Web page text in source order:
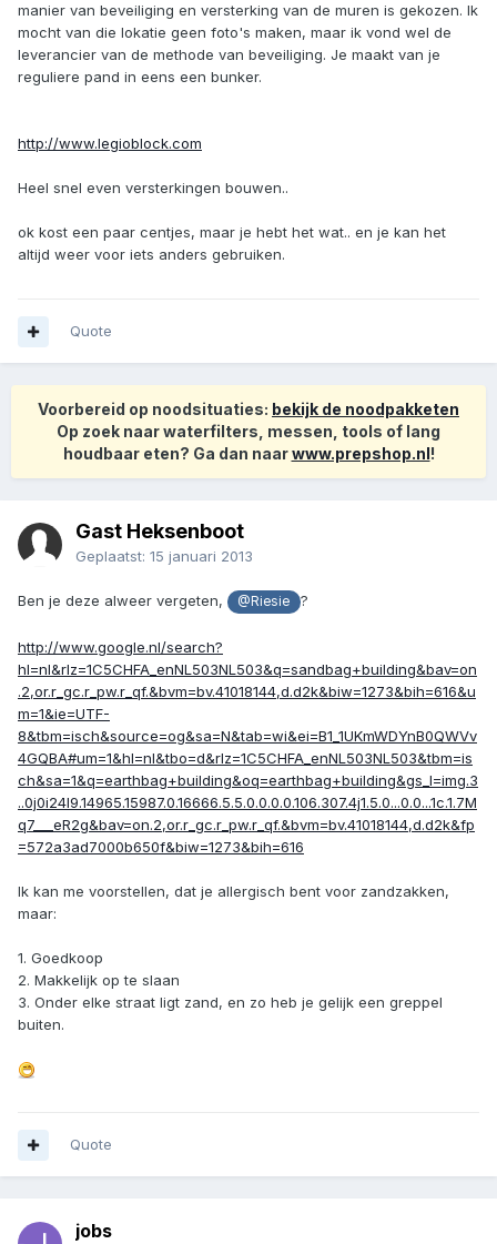
manier van beveiliging en versterking van de muren is gekozen. Ik
mocht van die lokatie geen foto's maken, maar ik vond wel de
leverancier van de methode van beveiliging. Je maakt van je
reguliere pand in eens een bunker.
http://www.legioblock.com
Heel snel even versterkingen bouwen..
ok kost een paar centjes, maar je hebt het wat.. en je kan het
altijd weer voor iets anders gebruiken.
Quote
Voorbereid op noodsituaties: bekijk de noodpakketen
Op zoek naar waterfilters, messen, tools of lang
houdbaar eten? Ga dan naarwww.prepshop.nl!
Gast Heksenboot
Geplaatst: 15 januari 2013
Ben je deze alweer vergeten, @Riesie ?
http://www.google.nl/search?
hl=nl&rlz=1C5CHFA_enNL503NL503&q=sandbag+building&bav=on
.2,or.r_gc.r_pw.r_qf.&bvm=bv.41018144,d.d2k&biw=1273&bih=616&u
m=1&ie=UTF-
8&tbm=isch&source=og&sa=N&tab=wi&ei=B1_1UKmWDYnB0QWVv
4GQBA#um=1&hl=nl&tbo=d&rlz=1C5CHFA_enNL503NL503&tbm=is
ch&sa=1&q=earthbag+building&oq=earthbag+building&gs_l=img.3
..0j0i24l9.14965.15987.0.16666.5.5.0.0.0.0.106.307.4j1.5.0...0.0...1c.1.7M
q7___eR2g&bav=on.2,or.r_gc.r_pw.r_qf.&bvm=bv.41018144,d.d2k&fp
=572a3ad7000b650f&biw=1273&bih=616
Ik kan me voorstellen, dat je allergisch bent voor zandzakken,
maar:
1. Goedkoop
2. Makkelijk op te slaan
3. Onder elke straat ligt zand, en zo heb je gelijk een greppel
buiten.
Quote
jobs